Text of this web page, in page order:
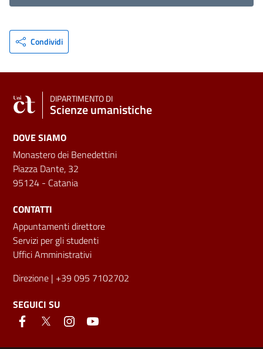
Condividi
DIPARTIMENTO DI
Scienze umanistiche
DOVE SIAMO
Monastero dei Benedettini
Piazza Dante, 32
95124 - Catania
CONTATTI
Appuntamenti direttore
Servizi per gli studenti
Uffici Amministrativi
Direzione | +39 095 7102702
SEGUICI SU